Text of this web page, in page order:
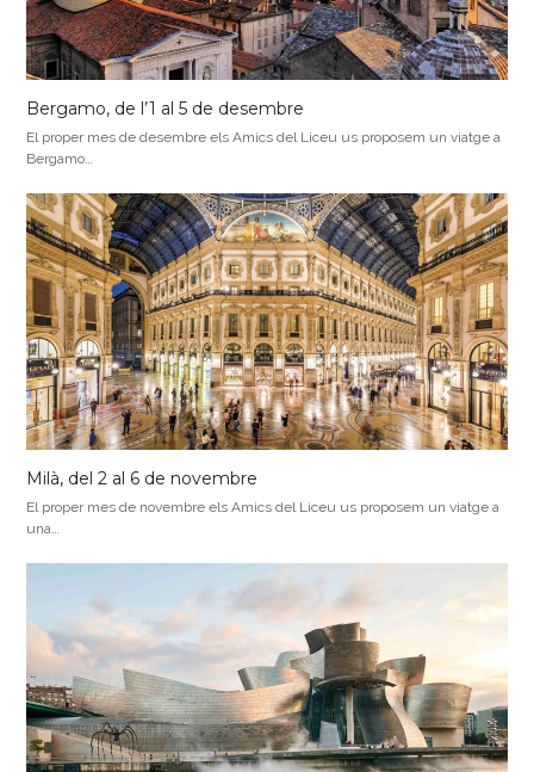
Bergamo, de l’1 al 5 de desembre
El proper mes de desembre els Amics del Liceu us proposem un viatge a
Bergamo…
Milà, del 2 al 6 de novembre
El proper mes de novembre els Amics del Liceu us proposem un viatge a
una…